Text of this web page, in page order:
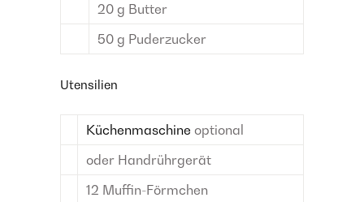
20 g Butter
50 g Puderzucker
Utensilien
Küchenmaschine optional
oder Handrührgerät
12 Muffin-Förmchen